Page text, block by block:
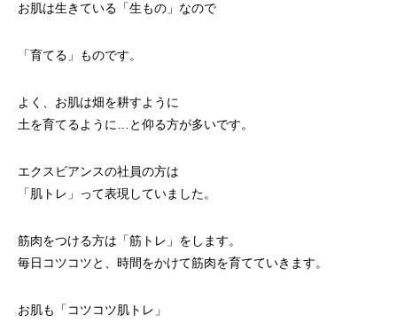
お肌は生きている「生もの」なので
「育てる」ものです。
よく、お肌は畑を耕すように
土を育てるように…と仰る方が多いです。
エクスビアンスの社員の方は
「肌トレ」って表現していました。
筋肉をつける方は「筋トレ」をします。
毎日コツコツと、時間をかけて筋肉を育てていきます。
お肌も「コツコツ肌トレ」